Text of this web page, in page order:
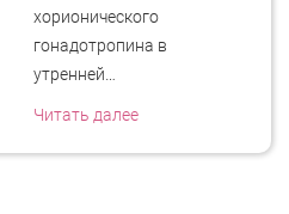
хорионического
гонадотропина в
утренней…
Читать далее